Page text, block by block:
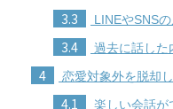
3.3 LINEやSNS
3.4 過去に話した
4 恋愛対象外を脱却
4.1 楽しい会話が